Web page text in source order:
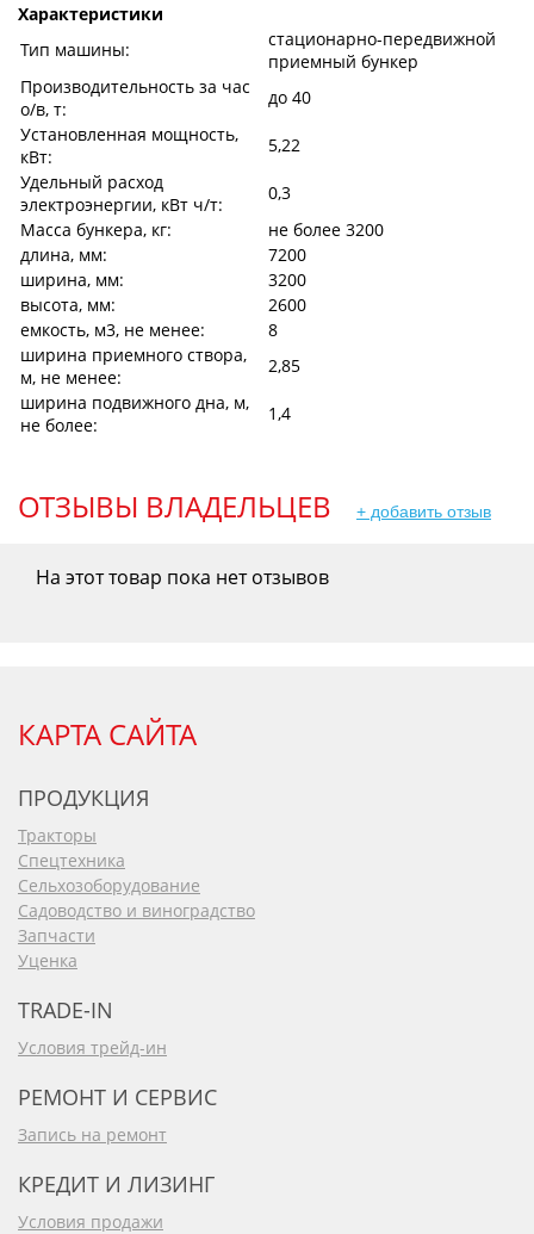
Характеристики
Тип машины:
стационарно-передвижной
приемный бункер
Производительность за час
о/в, т:
до 40
Установленная мощность,
кВт:
5,22
Удельный расход
электроэнергии, кВт ч/т:
0,3
Масса бункера, кг:
не более 3200
длина, мм:
7200
ширина, мм:
3200
высота, мм:
2600
емкость, м3, не менее:
8
ширина приемного створа,
м, не менее:
2,85
ширина подвижного дна, м,
не более:
1,4
ОТЗЫВЫ ВЛАДЕЛЬЦЕВ + добавить отзыв
На этот товар пока нет отзывов
КАРТА САЙТА
ПРОДУКЦИЯ
Тракторы
Спецтехника
Сельхозоборудование
Садоводство и виноградство
Запчасти
Уценка
TRADE-IN
Условия трейд-ин
РЕМОНТ И СЕРВИС
Запись на ремонт
КРЕДИТ И ЛИЗИНГ
Условия продажи